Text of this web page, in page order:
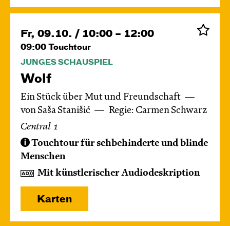
Fr, 09.10. / 10:00 – 12:00
09:00 Touchtour
JUNGES SCHAUSPIEL
Wolf
Ein Stück über Mut und Freundschaft
von Saša Stanišić
Regie: Carmen Schwarz
Central 1
Touchtour für sehbehinderte und blinde
Menschen
Mit künstlerischer Audiodeskription
Karten